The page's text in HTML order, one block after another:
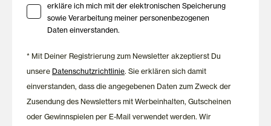
erkläre ich mich mit der elektronischen Speicherung
sowie Verarbeitung meiner personenbezogenen
Daten einverstanden.
* Mit Deiner Registrierung zum Newsletter akzeptierst Du
unsere Datenschutzrichtlinie. Sie erklären sich damit
einverstanden, dass die angegebenen Daten zum Zweck der
Zusendung des Newsletters mit Werbeinhalten, Gutscheinen
oder Gewinnspielen per E-Mail verwendet werden. Wir